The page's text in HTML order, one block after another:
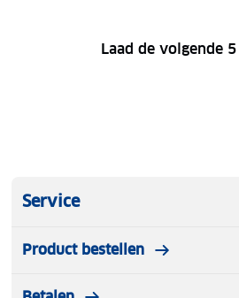
Laad de volgende
Service
Product bestellen